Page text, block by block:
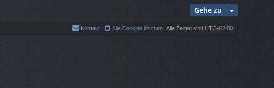
Gehe zu
Alle Zeiten sind UTC+02:00
Alle Cookies löschen
Kontakt